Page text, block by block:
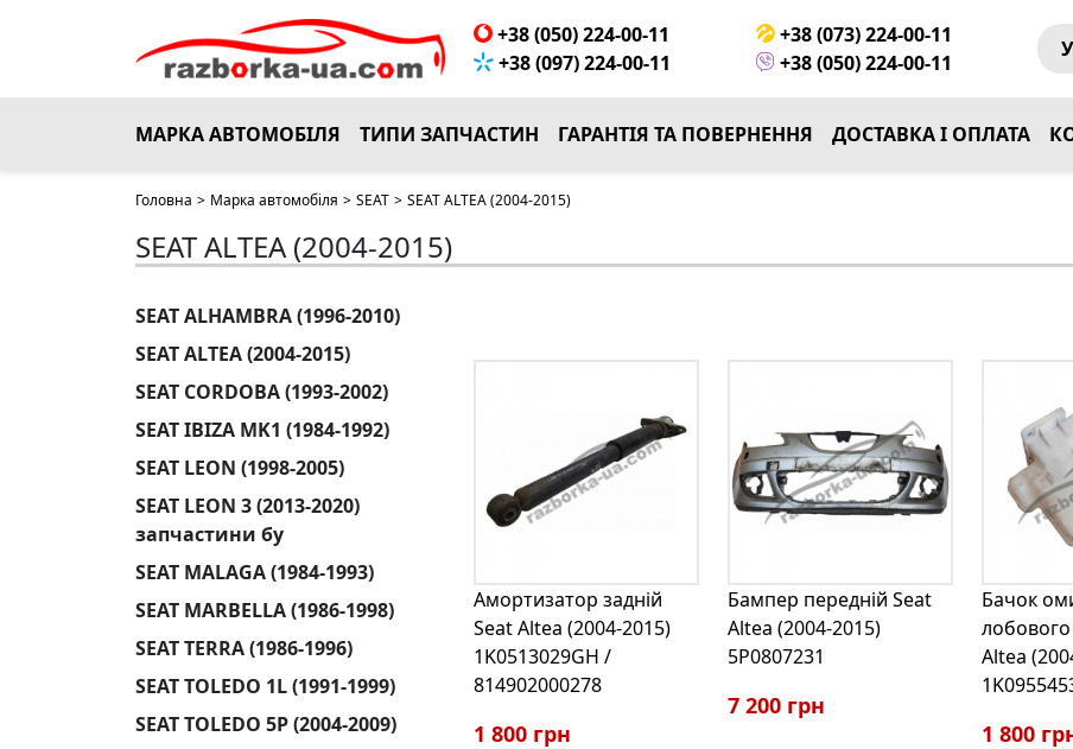
+38 (050) 224-00-11
+38 (073) 224-00-11
+38 (097) 224-00-11
+38 (050) 224-00-11
МАРКА АВТОМОБІЛЯ ТИПИ ЗАПЧАСТИН ГАРАНТІЯ ТА ПОВЕРНЕННЯ ДОСТАВКА І ОПЛАТА
Головна > Марка автомобіля > SEAT > SEAT ALTEA (2004-2015)
SEAT ALTEA (2004-2015)
SEAT ALHAMBRA (1996-2010)
SEAT ALTEA (2004-2015)
SEAT CORDOBA (1993-2002)
SEAT IBIZA MK1 (1984-1992)
SEAT LEON (1998-2005)
SEAT LEON 3 (2013-2020)
запчастини бу
SEAT MALAGA (1984-1993)
SEAT MARBELLA (1986-1998)
SEAT TERRA (1986-1996)
SEAT TOLEDO 1L (1991-1999)
SEAT TOLEDO 5P (2004-2009)
Амортизатор задній
Seat Altea (2004-2015)
1K0513029GH /
814902000278
1 800 грн
Бампер передній Seat
Altea (2004-2015)
5P0807231
7 200 грн
Бачок
лобового
Altea
1 800